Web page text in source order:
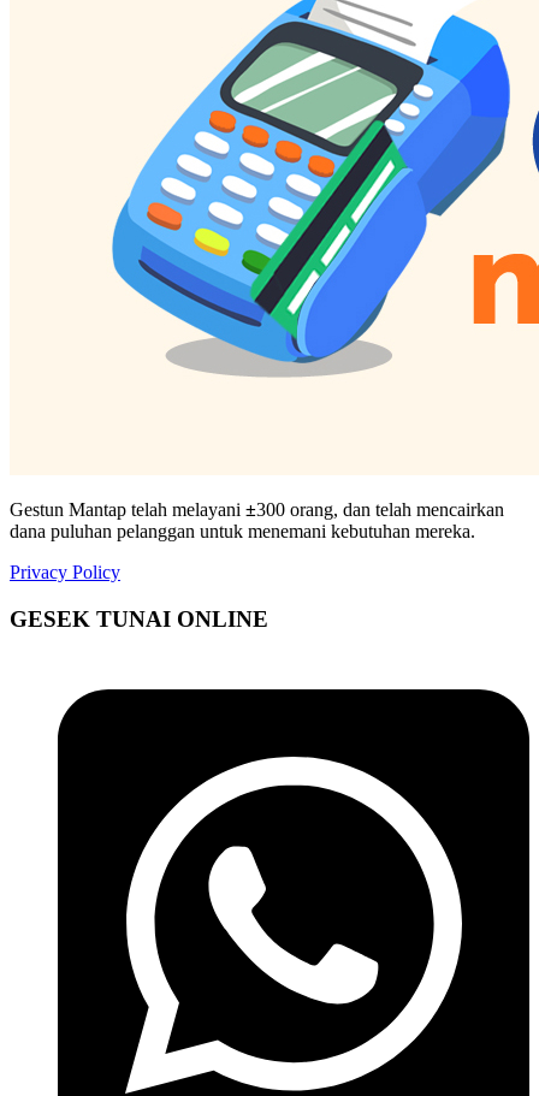
Gestun Mantap telah melayani ±300 orang, dan telah mencairkan
dana puluhan pelanggan untuk menemani kebutuhan mereka.
Privacy Policy
GESEK TUNAI ONLINE